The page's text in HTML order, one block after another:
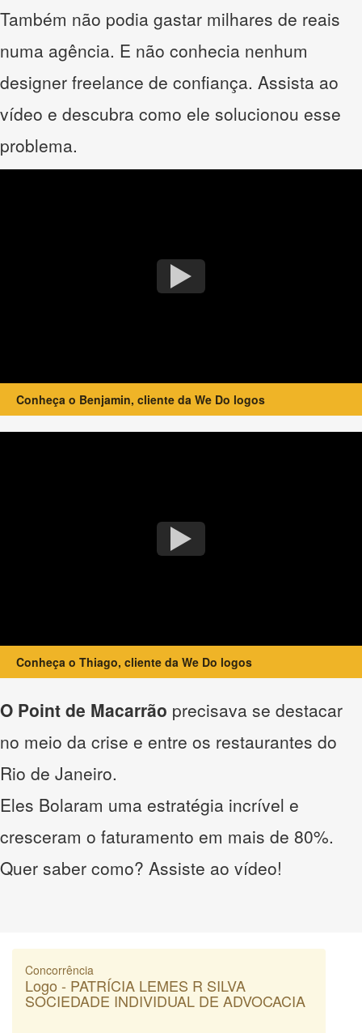
Também não podia gastar milhares de reais
numa agência. E não conhecia nenhum
designer freelance de confiança. Assista ao
vídeo e descubra como ele solucionou esse
problema.
Conheça o Benjamin, cliente da We Do logos
Conheça o Thiago, cliente da We Do logos
O Point de Macarrão precisava se destacar
no meio da crise e entre os restaurantes do
Rio de Janeiro.
Eles Bolaram uma estratégia incrível e
cresceram o faturamento em mais de 80%.
Quer saber como? Assiste ao vídeo!
Concorrência
Logo - PATRÍCIA LEMES R SILVA
SOCIEDADE INDIVIDUAL DE ADVOCACIA